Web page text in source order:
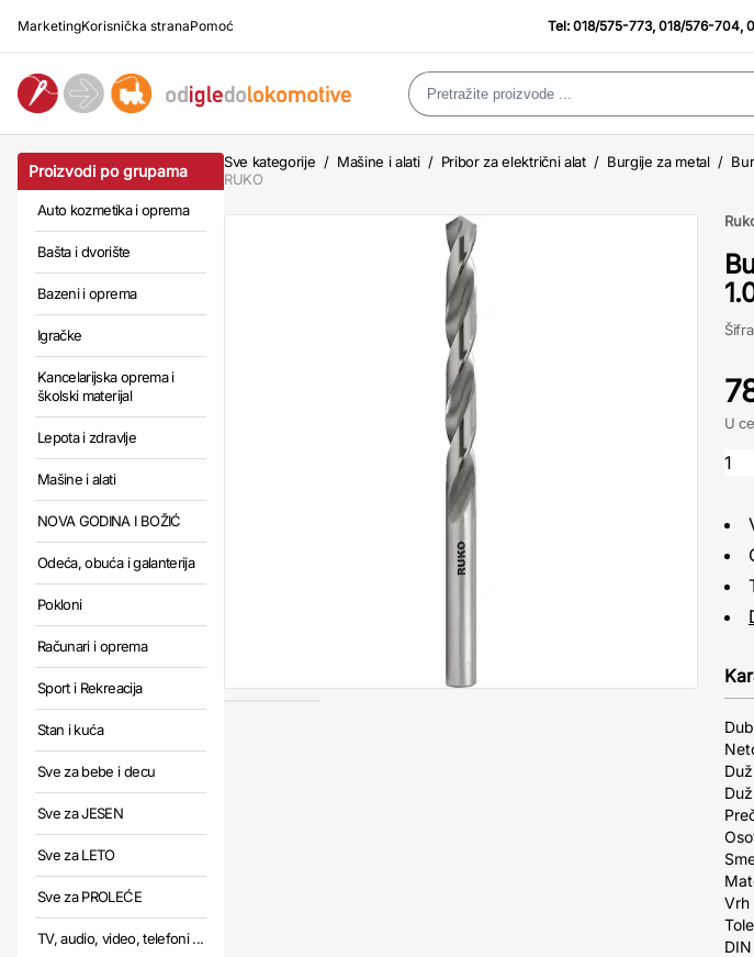
MarketingKorisnička stranaPomoć Tel:018/575-773,018/576-704,
Proizvodi po grupama
Auto kozmetika i oprema
Bašta i dvorište
Bazeni i oprema
Igračke
Kancelarijska oprema i
školski materijal
Lepota i zdravlje
Mašine i alati
NOVA GODINA I BOŽIĆ
Odeća, obuća i galanterija
Pokloni
Računari i oprema
Sport i Rekreacija
Stan i kuća
Sve za bebe i decu
Sve za JESEN
Sve za LETO
Sve za PROLEĆE
TV, audio, video, telefoni ...
Sve kategorije / Mašine i alati / Pribor za električni alat / Burgije za metal /
RUKO
U
Vrh